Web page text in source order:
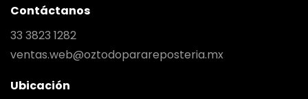
Contáctanos
33 3823 1282
ventas.web@oztodoparareposteria.mx
Ubicación